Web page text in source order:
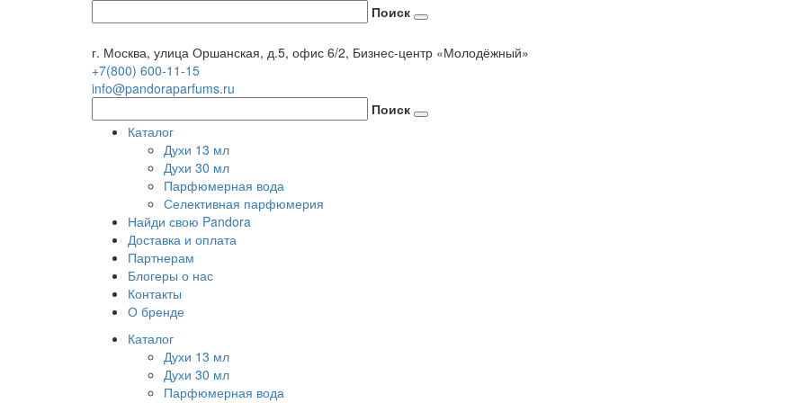
Поиск
г. Москва, улица Оршанская, д.5, офис 6/2, Бизнес-центр «Молодёжный»
+7(800) 600-11-15
info@pandoraparfums.ru
Поиск
Каталог
Духи 13 мл
Духи 30 мл
Парфюмерная вода
Селективная парфюмерия
Найди свою Pandora
Доставка и оплата
Партнерам
Блогеры о нас
Контакты
О бренде
Каталог
Духи 13 мл
Духи 30 мл
Парфюмерная вода